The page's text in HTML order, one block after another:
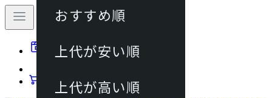
動画マニュアル
カート
おすすめ順
上代が安い順
上代が高い順